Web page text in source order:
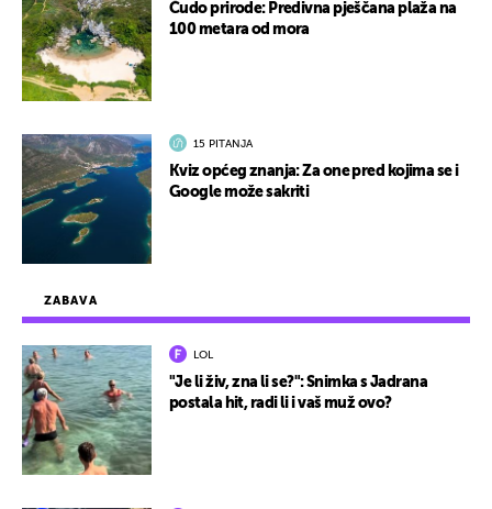
ZABAVA
LOL
"Je li živ, zna li se?": Snimka s Jadrana
postala hit, radi li i vaš muž ovo?
Čudo prirode: Predivna pješčana plaža na
100 metara od mora
15 PITANJA
Kviz općeg znanja: Za one pred kojima se i
Google može sakriti